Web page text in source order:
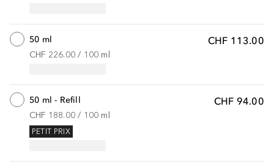
CHF 113.00
50 ml
CHF 226.00 / 100 ml
CHF 94.00
50 ml - Refill
CHF 188.00 / 100 ml
PETIT PRIX